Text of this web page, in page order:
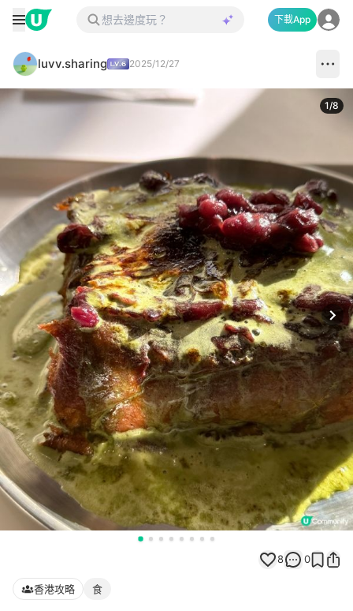
下載App
luvv.sharing 2025/12/27
1/8
8 0
香港攻略 食